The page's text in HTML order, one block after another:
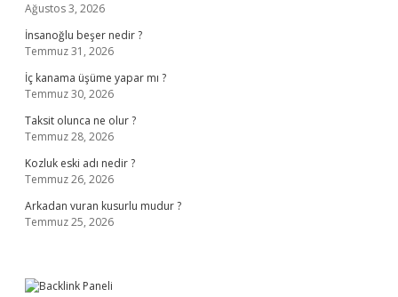
Ağustos 3, 2026
İnsanoğlu beşer nedir ?
Temmuz 31, 2026
İç kanama üşüme yapar mı ?
Temmuz 30, 2026
Taksit olunca ne olur ?
Temmuz 28, 2026
Kozluk eski adı nedir ?
Temmuz 26, 2026
Arkadan vuran kusurlu mudur ?
Temmuz 25, 2026